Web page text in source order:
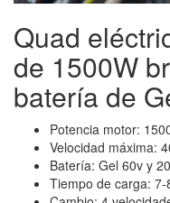
Quad
de 1500W
batería de
Potencia motor:
Velocidad máxima:
Batería: Gel 60v y
Tiempo de carga: 7-